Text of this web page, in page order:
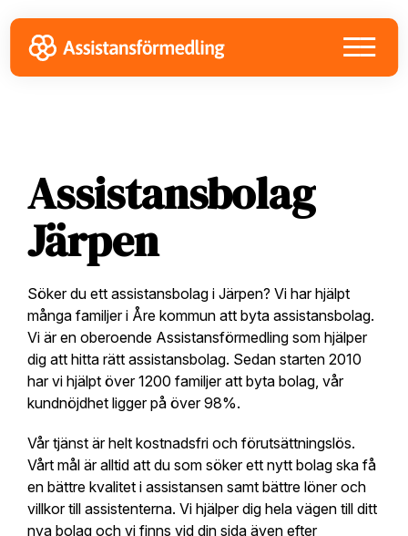
to
primary
navigation
to
main
content
to
footer
Assistansbolag
Järpen
Söker du ett assistansbolag i Järpen? Vi har hjälpt
många familjer i Åre kommun att byta assistansbolag.
Vi är en oberoende Assistansförmedling som hjälper
dig att hitta rätt assistansbolag. Sedan starten 2010
har vi hjälpt över 1200 familjer att byta bolag, vår
kundnöjdhet ligger på över 98%.
Vår tjänst är helt kostnadsfri och förutsättningslös.
Vårt mål är alltid att du som söker ett nytt bolag ska få
en bättre kvalitet i assistansen samt bättre löner och
villkor till assistenterna. Vi hjälper dig hela vägen till ditt
nya bolag och vi finns vid din sida även efter